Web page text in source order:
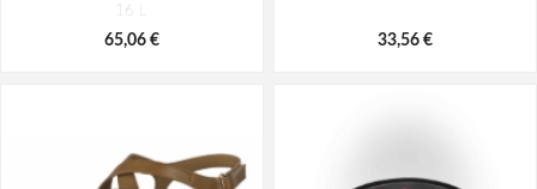
16 L
65,06 € 33,56 €